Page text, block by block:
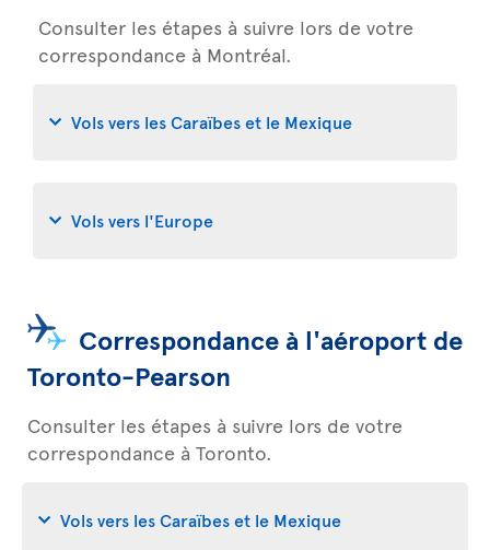
Consulter les étapes à suivre lors de votre
correspondance à Montréal.
Vols vers les Caraïbes et le Mexique
Vols vers l'Europe
Correspondance à l'aéroport de
Toronto-Pearson
Consulter les étapes à suivre lors de votre
correspondance à Toronto.
Vols vers les Caraïbes et le Mexique